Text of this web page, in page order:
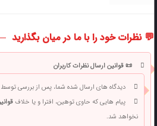
💬 نظرات خود را با ما در میان بگذارید
📜 قوانین ارسال نظرات کاربران
دیدگاه های ارسال شده شما، پس از بررسی توسط
پیام هایی که حاوی توهین، افترا و یا خلاف
نخواهد شد.